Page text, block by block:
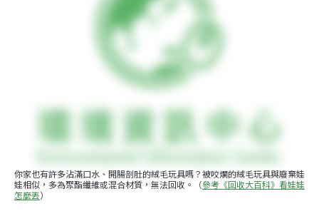
你家也有許多沾滿口水、開腸剖肚的絨毛玩具嗎？被咬爛的絨毛玩具與廢棄娃
娃相似，多為聚酯纖維或混合材質，無法回收。（參考《回收大百科》看娃娃
怎麼丟）